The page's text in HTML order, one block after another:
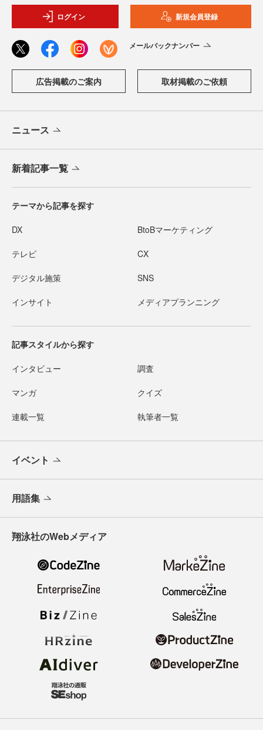
ログイン 新規会員登録
メールバックナンバー
広告掲載のご案内 取材掲載のご依頼
ニュース
新着記事一覧
テーマから記事を探す
DX BtoBマーケティング
テレビ CX
デジタル施策 SNS
インサイト メディアプランニング
記事スタイルから探す
インタビュー 調査
マンガ クイズ
連載一覧 執筆者一覧
イベント
用語集
翔泳社のWebメディア